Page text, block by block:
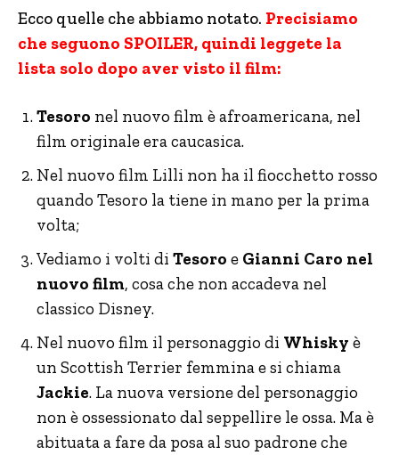
Ecco quelle che abbiamo notato. Precisiamo
che seguono SPOILER, quindi leggete la
lista solo dopo aver visto il film:
Tesoro nel nuovo film è afroamericana, nel
film originale era caucasica.
Nel nuovo film Lilli non ha il fiocchetto rosso
quando Tesoro la tiene in mano per la prima
volta;
Vediamo i volti di Tesoro e Gianni Caro nel
nuovo film, cosa che non accadeva nel
classico Disney.
Nel nuovo film il personaggio di Whisky è
un Scottish Terrier femmina e si chiama
Jackie. La nuova versione del personaggio
non è ossessionato dal seppellire le ossa. Ma è
abituata a fare da posa al suo padrone che